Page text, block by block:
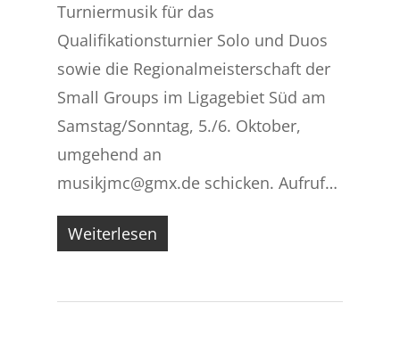
Turniermusik für das
Qualifikationsturnier Solo und Duos
sowie die Regionalmeisterschaft der
Small Groups im Ligagebiet Süd am
Samstag/Sonntag, 5./6. Oktober,
umgehend an
musikjmc@gmx.de schicken. Aufruf…
Weiterlesen